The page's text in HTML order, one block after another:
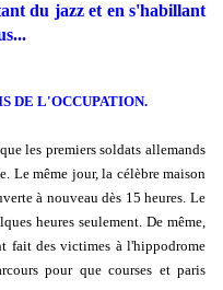
du jazz et en s'habillant
DE L'OCCUPATION.
les premiers soldats allemands
Le même jour, la célèbre maison
à nouveau dès 15 heures. Le
heures seulement. De même,
fait des victimes à l'hippodrome
pour que courses et paris